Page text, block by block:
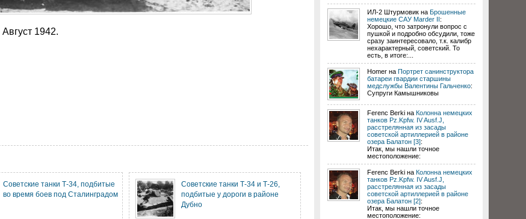
1942.
Советские танки Т-34, подбитые
во время боев под Сталинградом
Советские танки Т-34 и Т-26,
подбитые у дороги в районе
Дубно
ИЛ-2 Штурмовик на Брошенные
немецкие САУ Marder II:
Хорошо, что затронули вопрос с
пушкой и подробно обсудили, тоже
сразу заинтересовало, т.к. калибр
нехарактерный, советский. То
есть, в итоге:...
Homer на Портрет санинструктора
батареи гвардии старшины
медслужбы Валентины Гальченко:
Супруги Камышниковы
Ferenc Berki на Колонна немецких
танков Pz.Kpfw. IV Ausf.J,
расстрелянная из засады
советской артиллерией в районе
озера Балатон [3]:
Итак, мы нашли точное
местоположение:
Ferenc Berki на Колонна немецких
танков Pz.Kpfw. IV Ausf.J,
расстрелянная из засады
советской артиллерией в районе
озера Балатон [2]:
Итак, мы нашли точное
местоположение: